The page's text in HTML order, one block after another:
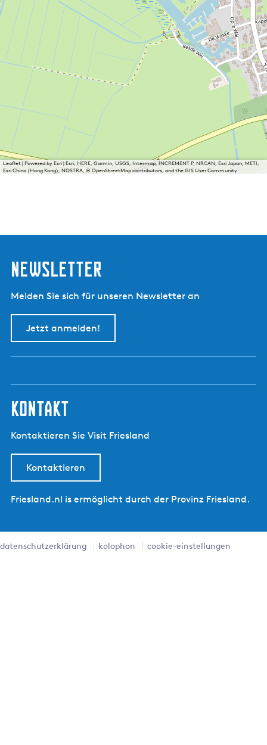
Leaflet|Powered by Esri | Esri, HERE, Garmin, USGS, Intermap, INCREMENT P, NRCAN, Esri Japan, METI,
Esri China (Hong Kong), NOSTRA, © OpenStreetMap contributors, and the GIS User Community
Newsletter
Melden Sie sich für unseren Newsletter an
Jetzt anmelden!
kontakt
Kontaktieren Sie Visit Friesland
Kontaktieren
Friesland.nl is ermöglicht durch der Provinz Friesland.
datenschutzerklärung kolophon cookie-einstellungen